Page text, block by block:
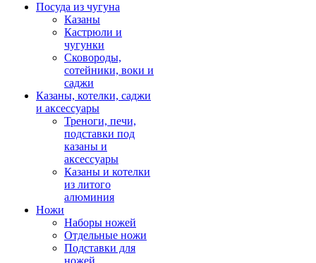
Посуда из чугуна
Казаны
Кастрюли и
чугунки
Сковороды,
сотейники, воки и
саджи
Казаны, котелки, саджи
и аксессуары
Треноги, печи,
подставки под
казаны и
аксессуары
Казаны и котелки
из литого
алюминия
Ножи
Наборы ножей
Отдельные ножи
Подставки для
ножей